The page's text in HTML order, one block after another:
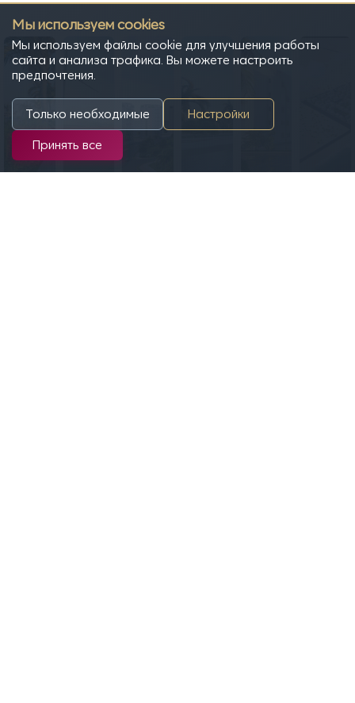
Мы используем cookies
Мы используем файлы cookie для улучшения работы
сайта и анализа трафика. Вы можете настроить
предпочтения.
Только необходимые Настройки
Принять все